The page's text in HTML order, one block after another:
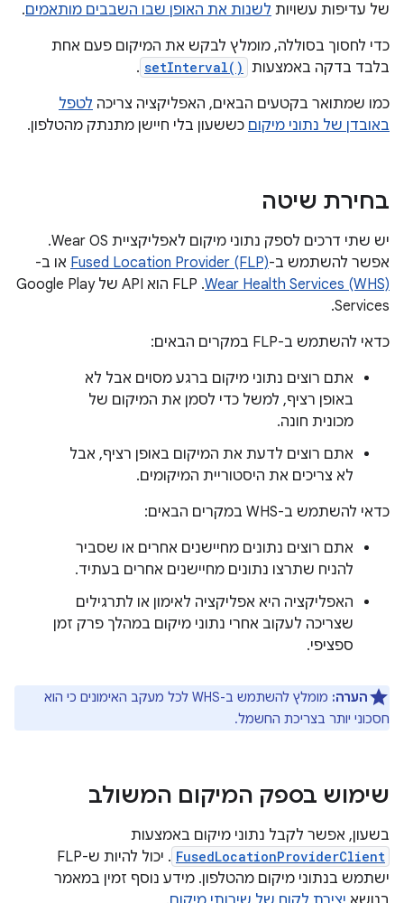
של עדיפות עשויות לשנות את האופן שבו השבבים מותאמים.
כדי לחסוך בסוללה, מומלץ לבקש את המיקום פעם אחת
בלבד בדקה באמצעות setInterval()
.
כמו שמתואר בקטעים הבאים, האפליקציה צריכה לטפל
באובדן של נתוני מיקום כששעון בלי חיישן מתנתק מהטלפון.
בחירת שיטה
יש שתי דרכים לספק נתוני מיקום לאפליקציית Wear OS.
אפשר להשתמש ב-Fused Location Provider (FLP) או ב-
Wear Health Services (WHS)
. ‫FLP הוא API של Google Play
Services.
כדאי להשתמש ב-FLP במקרים הבאים:
אתם רוצים נתוני מיקום ברגע מסוים אבל לא
באופן רציף, למשל כדי לסמן את המיקום של
מכונית חונה.
אתם רוצים לדעת את המיקום באופן רציף, אבל
לא צריכים את היסטוריית המיקומים.
כדאי להשתמש ב-WHS במקרים הבאים:
אתם רוצים נתונים מחיישנים אחרים או שסביר
להניח שתרצו נתונים מחיישנים אחרים בעתיד.
האפליקציה היא אפליקציה לאימון או לתרגילים
שצריכה לעקוב אחרי נתוני מיקום במהלך פרק זמן
ספציפי.
הערה:
מומלץ להשתמש ב-WHS לכל מעקב האימונים כי הוא
חסכוני יותר בצריכת החשמל.
שימוש בספק המיקום המשולב
בשעון, אפשר לקבל נתוני מיקום באמצעות
FusedLocationProviderClient
. יכול להיות ש-FLP
ישתמש בנתוני מיקום מהטלפון. מידע נוסף זמין במאמר